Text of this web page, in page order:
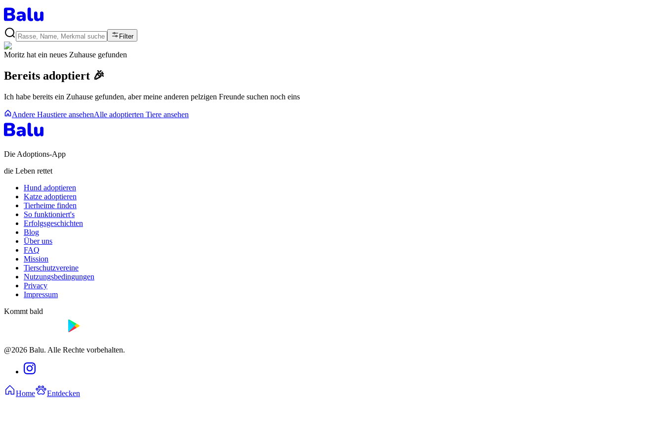
Filter
Moritz hat ein neues Zuhause gefunden
Bereits adoptiert 🎉
Ich habe bereits ein Zuhause gefunden, aber meine anderen pelzigen Freunde suchen noch eins
Andere Haustiere ansehenAlle adoptierten Tiere ansehen
Die Adoptions-App
die Leben rettet
Hund adoptieren
Katze adoptieren
Tierheime finden
So funktioniert's
Erfolgsgeschichten
Blog
Über uns
FAQ
Mission
Tierschutzvereine
Nutzungsbedingungen
Privacy
Impressum
Kommt bald
@2026 Balu. Alle Rechte vorbehalten.
Home Entdecken